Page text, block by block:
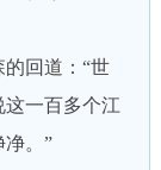
回道：“世
这一百多个江
。”